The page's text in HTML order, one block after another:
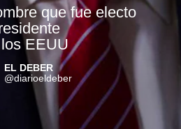
que fue electo
EEUU
EL DEBER
@diarioeldeber